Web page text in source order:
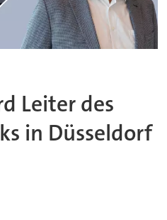
Leiter des
in Düsseldorf